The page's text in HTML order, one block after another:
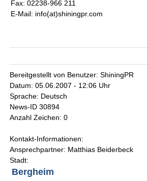
Fax: 02238-966 211
E-Mail: info(at)shiningpr.com
Bereitgestellt von Benutzer: ShiningPR
Datum: 05.06.2007 - 12:06 Uhr
Sprache: Deutsch
News-ID 30894
Anzahl Zeichen: 0
Kontakt-Informationen:
Ansprechpartner: Matthias Beiderbeck
Stadt:
Bergheim